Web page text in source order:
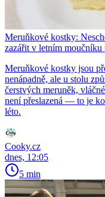
Meruňkové kostky:
zazářit v letním moučníku
Meruňkové kostky jsou
nenápadně, ale u stolu
čerstvých meruněk,
není přeslazená — to je
léto.
Cooky.cz
dnes, 12:05
5 min